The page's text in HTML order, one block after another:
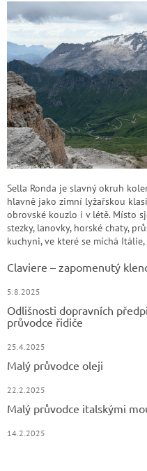
Sella Ronda je slavný okruh
hlavně jako zimní lyžařskou
obrovské kouzlo i v létě. Místo
stezky, lanovky, horské chaty,
kuchyni, ve které se míchá
Claviere – zapomenutý
5.8.2025
Odlišnosti dopravních
průvodce řidiče
25.4.2025
Malý průvodce oleji
22.2.2025
Malý průvodce italskými
14.2.2025